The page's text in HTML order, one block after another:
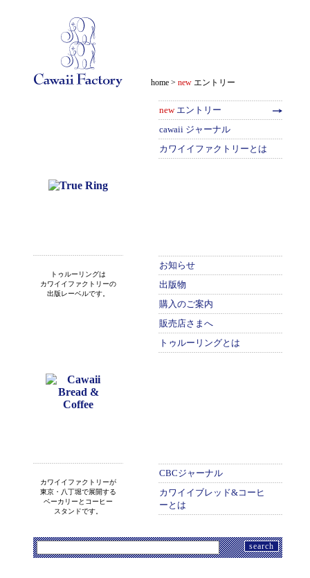
home > new エントリー
newエントリー
cawaii ジャーナル
カワイイファクトリーとは
トゥルーリングは
カワイイファクトリーの
出版レーベルです。
お知らせ
出版物
購入のご案内
販売店さまへ
トゥルーリングとは
カワイイファクトリーが
東京・八丁堀で展開する
ベーカリーとコーヒー
スタンドです。
CBCジャーナル
カワイイブレッド&コーヒ
ーとは
検
索: